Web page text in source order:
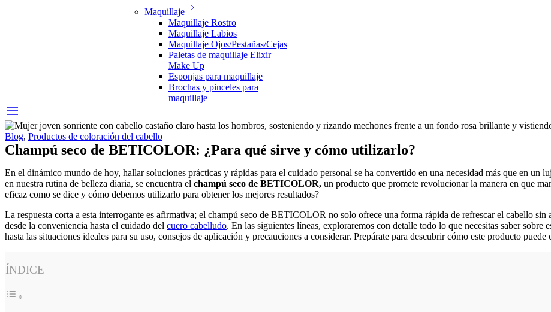
Maquillaje
Maquillaje Rostro
Maquillaje Labios
Maquillaje Ojos/Pestañas/Cejas
Paletas de maquillaje Elixir
Make Up
Esponjas para maquillaje
Brochas y pinceles para
maquillaje
Blog, Productos de coloración del cabello
Champú seco de BETICOLOR: ¿Para qué sirve y cómo utilizarlo?
En el dinámico mundo de hoy, hallar soluciones prácticas y rápidas para el cuidado personal se ha convertido en una necesidad más que en un
en nuestra rutina de belleza diaria, se encuentra el champú seco de BETICOLOR, un producto que promete revolucionar la manera en que
eficaz como se dice y cómo debemos utilizarlo para obtener los mejores resultados?
La respuesta corta a esta interrogante es afirmativa; el champú seco de BETICOLOR no solo ofrece una forma rápida de refrescar el cabello
desde la conveniencia hasta el cuidado del cuero cabelludo. En las siguientes líneas, exploraremos con detalle todo lo que necesitas saber
hasta las situaciones ideales para su uso, consejos de aplicación y precauciones a considerar. Prepárate para descubrir cómo este producto
ÍNDICE